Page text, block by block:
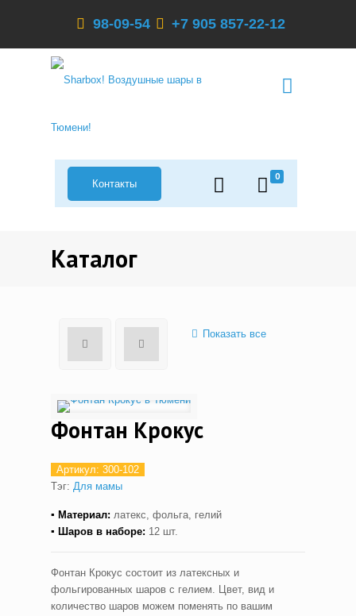
98-09-54 +7 905 857-22-12
0
Контакты
Каталог
Показать все
Фонтан Крокус
Артикул: 300-102
Тэг: Для мамы
▪ Материал: латекс, фольга, гелий
▪ Шаров в наборе: 12 шт.
Фонтан Крокус состоит из латексных и
фольгированных шаров с гелием. Цвет, вид и
количество шаров можем поменять по вашим